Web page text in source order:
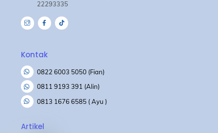
22293335
Kontak
0822 6003 5050 (Fian)
0811 9193 391 (Alin)
0813 1676 6585 ( Ayu )
Artikel